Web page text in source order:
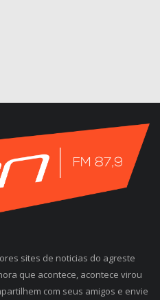
sites de noticias do agreste
que acontece, acontece virou
com seus amigos e envie